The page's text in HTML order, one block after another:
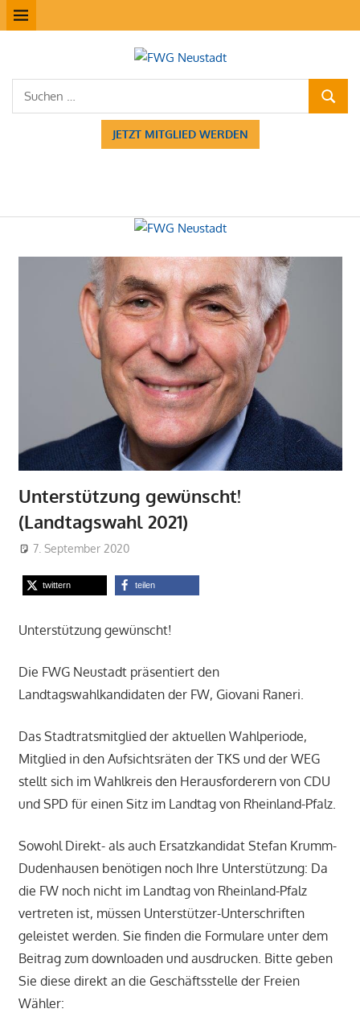
Zum
InhaltMENÜ
FWG
Neustadt
Suchen
nach:
JETZT MITGLIED WERDEN
Unterstützung gewünscht!
(Landtagswahl 2021)
7. September 2020
twittern teilen
Unterstützung gewünscht!
Die FWG Neustadt präsentiert den
Landtagswahlkandidaten der FW, Giovani Raneri.
Das Stadtratsmitglied der aktuellen Wahlperiode,
Mitglied in den Aufsichtsräten der TKS und der WEG
stellt sich im Wahlkreis den Herausforderern von CDU
und SPD für einen Sitz im Landtag von Rheinland-Pfalz.
Sowohl Direkt- als auch Ersatzkandidat Stefan Krumm-
Dudenhausen benötigen noch Ihre Unterstützung: Da
die FW noch nicht im Landtag von Rheinland-Pfalz
vertreten ist, müssen Unterstützer-Unterschriften
geleistet werden. Sie finden die Formulare unter dem
Beitrag zum downloaden und ausdrucken. Bitte geben
Sie diese direkt an die Geschäftsstelle der Freien
Wähler: